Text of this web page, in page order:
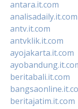
antara.it.com
analisadaily.it.com
antv.it.com
antvklik.it.com
ayojakarta.it.com
beritabali.it.com
beritajatim.it.com